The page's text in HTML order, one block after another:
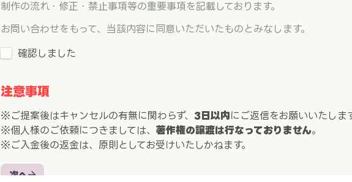
制作の流れ・修正・禁止事項等の重要事項を記載しております。
お問い合わせをもって、当該内容に同意いただいたものとみなします。
確認しました
注意事項
※ご提案後はキャンセルの有無に関わらず、 3日以内にご返信をお願いいたしま
※個人様のご依頼につきましては、 著作権の譲渡は行なっておりません。
※ご入金後の返金は、原則としてお受けいたしかねます。
次へ